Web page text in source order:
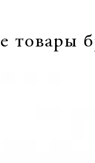
товары